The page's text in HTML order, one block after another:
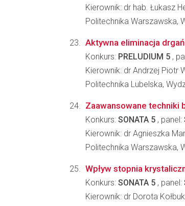
Kierownik: dr hab. Łukasz
Politechnika Warszawska,
Aktywna eliminacja
Konkurs: PRELUDIUM 5 ,
Kierownik: dr Andrzej Piotr
Politechnika Lubelska,
Zaawansowane techniki
Konkurs: SONATA 5 , panel:
Kierownik: dr Agnieszka
Politechnika Warszawska,
Wpływ stopnia
Konkurs: SONATA 5 , panel:
Kierownik: dr Dorota Kołbuk